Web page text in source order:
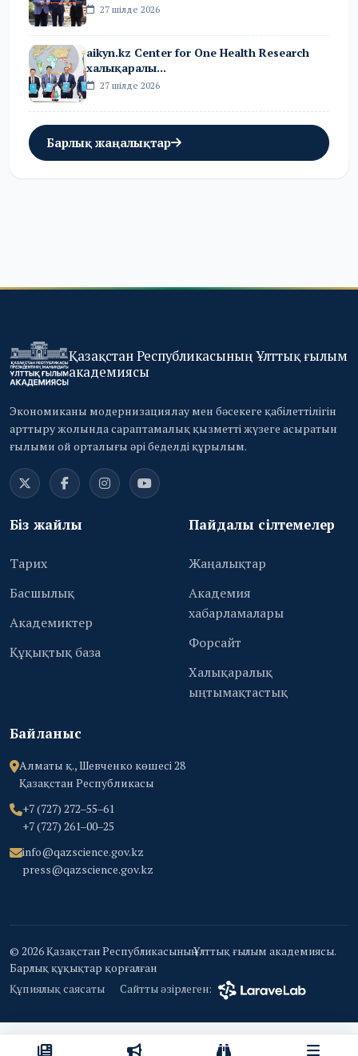
27 шілде 2026
aikyn.kz Center for One Health Research
халықаралы...
27 шілде 2026
Барлық жаңалықтар
Қазақстан Республикасының Ұлттық ғылым
академиясы
Экономиканы модернизациялау мен бәсекеге қабілеттілігін
арттыру жолында сараптамалық қызметті жүзеге асыратын
ғылыми ой орталығы әрі беделді құрылым.
Біз жайлы
Тарих
Басшылық
Академиктер
Құқықтық база
Пайдалы сілтемелер
Жаңалықтар
Академия
хабарламалары
Форсайт
Халықаралық
ыңтымақтастық
Байланыс
Алматы қ., Шевченко көшесі 28
Қазақстан Республикасы
+7 (727) 272‒55‒61
+7 (727) 261‒00‒25
info@qazscience.gov.kz
press@qazscience.gov.kz
© 2026 Қазақстан Республикасының Ұлттық ғылым академиясы.
Барлық құқықтар қорғалған
Құпиялық саясаты
Сайтты әзірлеген: